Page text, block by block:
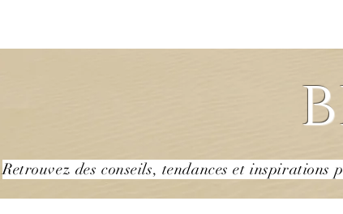
Retrouvez des conseils, tendances et inspirations